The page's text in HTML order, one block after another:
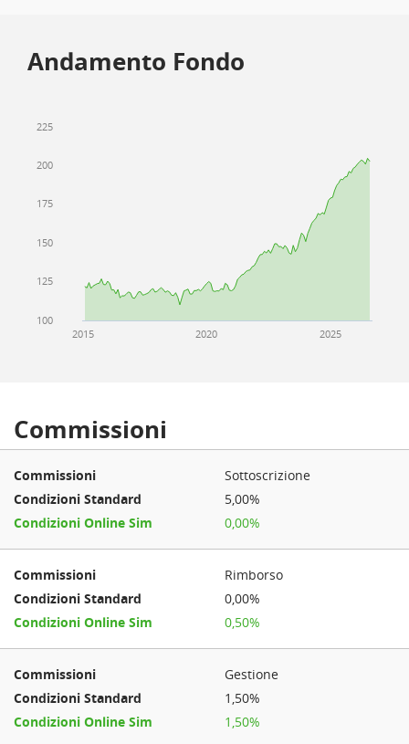
Andamento Fondo
2020
2015 2025
100
125
150
175
200
225
Commissioni
Sottoscrizione
5,00%
0,00%
Rimborso
0,00%
0,50%
Gestione
1,50%
1,50%